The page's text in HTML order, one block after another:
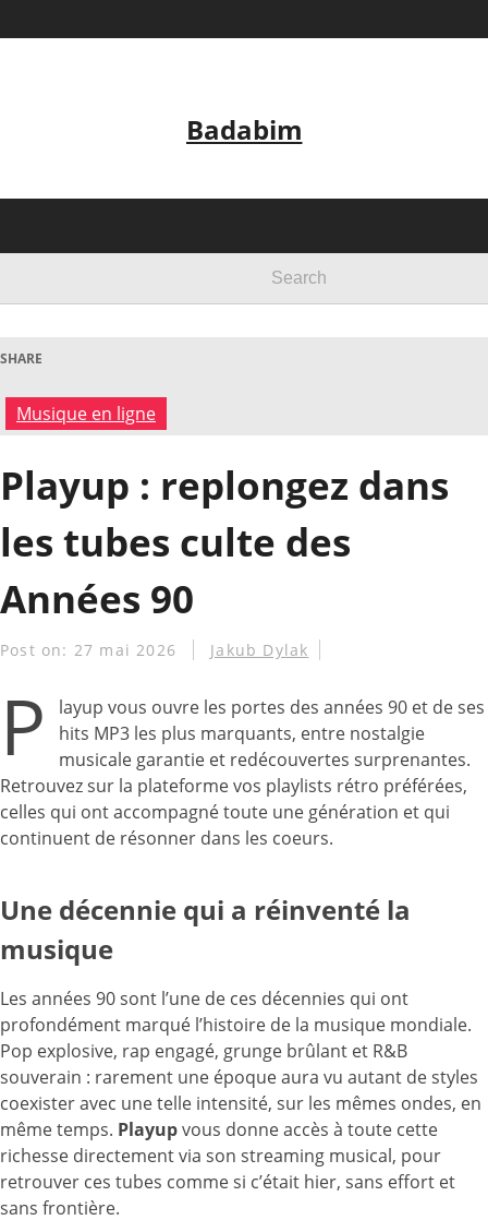
Badabim
SHARE
Musique en ligne
Playup : replongez dans
les tubes culte des
Années 90
Post on: 27 mai 2026 Jakub Dylak
P
layup vous ouvre les portes des années 90 et de ses
hits MP3 les plus marquants, entre nostalgie
musicale garantie et redécouvertes surprenantes.
Retrouvez sur la plateforme vos playlists rétro préférées,
celles qui ont accompagné toute une génération et qui
continuent de résonner dans les coeurs.
Une décennie qui a réinventé la
musique
Les années 90 sont l’une de ces décennies qui ont
profondément marqué l’histoire de la musique mondiale.
Pop explosive, rap engagé, grunge brûlant et R&B
souverain : rarement une époque aura vu autant de styles
coexister avec une telle intensité, sur les mêmes ondes, en
même temps. Playupvous donne accès à toute cette
richesse directement via son streaming musical, pour
retrouver ces tubes comme si c’était hier, sans effort et
sans frontière.